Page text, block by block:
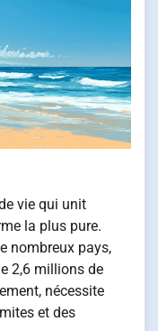
vie qui unit
la plus pure.
nombreux pays,
2,6 millions de
nécessite
et des